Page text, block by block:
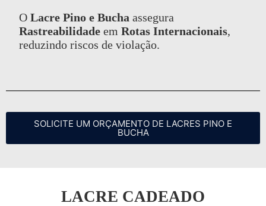
O Lacre Pino e Bucha assegura
Rastreabilidade em Rotas Internacionais,
reduzindo riscos de violação.
SOLICITE UM ORÇAMENTO DE LACRES PINO E
BUCHA
LACRE CADEADO